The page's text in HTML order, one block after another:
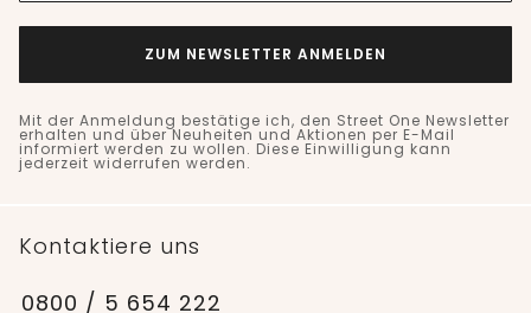
ZUM NEWSLETTER ANMELDEN
Mit der Anmeldung bestätige ich, den Street One Newsletter
erhalten und über Neuheiten und Aktionen per E-Mail
informiert werden zu wollen. Diese Einwilligung kann
jederzeit widerrufen werden.
Kontaktiere uns
0800 / 5 654 222